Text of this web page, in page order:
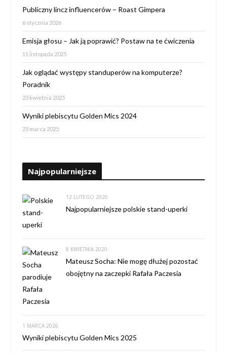
Publiczny lincz influencerów – Roast Gimpera
6 stycznia 2026
Emisja głosu – Jak ją poprawić? Postaw na te ćwiczenia
11 listopada 2025
Jak oglądać występy standuperów na komputerze?
Poradnik
23 kwietnia 2025
Wyniki plebiscytu Golden Mics 2024
23 marca 2025
Najpopularniejsze
12 LUTEGO 2020
Najpopularniejsze polskie stand-uperki
8 KWIETNIA 2020
Mateusz Socha: Nie mogę dłużej pozostać
obojętny na zaczepki Rafała Paczesia
1 MARCA 2026
Wyniki plebiscytu Golden Mics 2025